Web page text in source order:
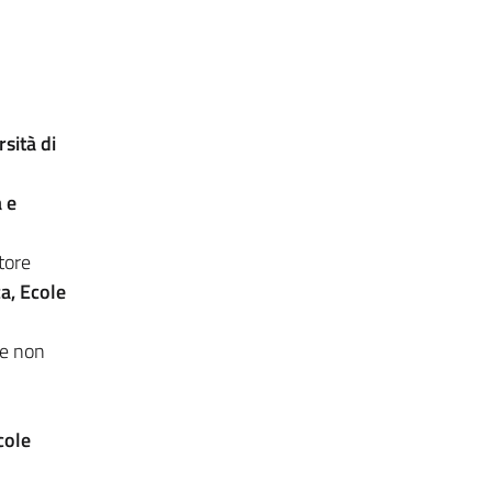
di
e
Ecole
non